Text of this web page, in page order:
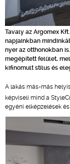
Tavaly az Argomex
napjainkban
nyer az otthonokban
megépített felület,
kifinomult stílus és
A lakás más-más
képviseli mind a
egyéni elképzelések